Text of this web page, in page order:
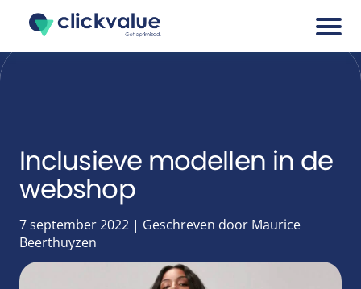
Cases
Blogs
About
Career
Inclusieve modellen in de
webshop
7 september 2022 | Geschreven door Maurice
Beerthuyzen